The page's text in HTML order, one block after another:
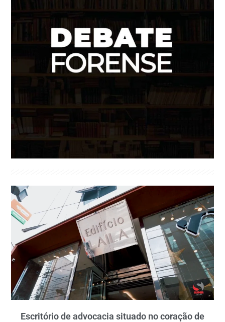
Escritório de advocacia situado no coração de